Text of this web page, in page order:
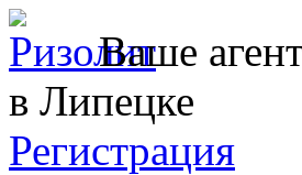
Ваше
в Липецке
Регистрация